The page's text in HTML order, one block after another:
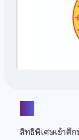
สิทธิพิเศษเข้าศึ